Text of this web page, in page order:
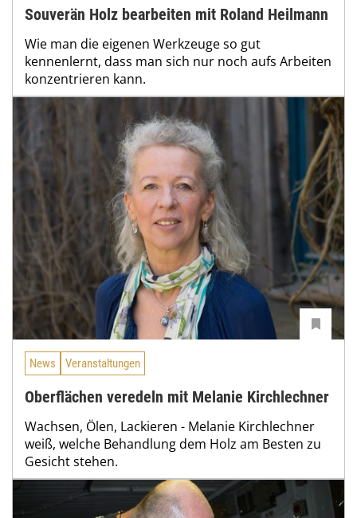
Souverän Holz bearbeiten mit Roland Heilmann
Wie man die eigenen Werkzeuge so gut
kennenlernt, dass man sich nur noch aufs Arbeiten
konzentrieren kann.
News Veranstaltungen
Oberflächen veredeln mit Melanie Kirchlechner
Wachsen, Ölen, Lackieren - Melanie Kirchlechner
weiß, welche Behandlung dem Holz am Besten zu
Gesicht stehen.